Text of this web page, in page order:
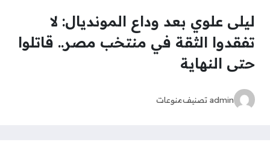
ليلى علوي بعد وداع المونديال: لا
تفقدوا الثقة في منتخب مصر.. قاتلوا
حتى النهاية
admin تصنيفمنوعات